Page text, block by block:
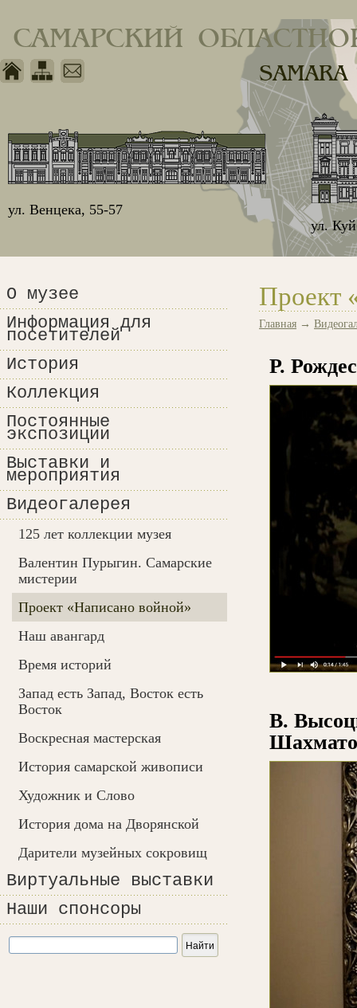
САМАРСКИЙ
ул.
ул. Венцека, 55-57
О музее
Информация для
посетителей
История
Коллекция
Постоянные
экспозиции
Выставки и
мероприятия
Видеогалерея
125 лет коллекции музея
Валентин Пурыгин. Самарские
мистерии
Проект «Написано войной»
Наш авангард
Время историй
Запад есть Запад, Восток есть
Восток
Воскресная мастерская
История самарской живописи
Художник и Слово
История дома на Дворянской
Дарители музейных сокровищ
Виртуальные выставки
Наши спонсоры
Проект
Главная →
Р.
В.